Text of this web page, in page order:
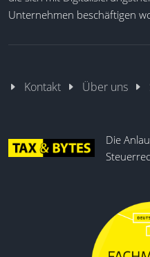
Unternehmen beschäftigen
Kontakt Über uns
Die